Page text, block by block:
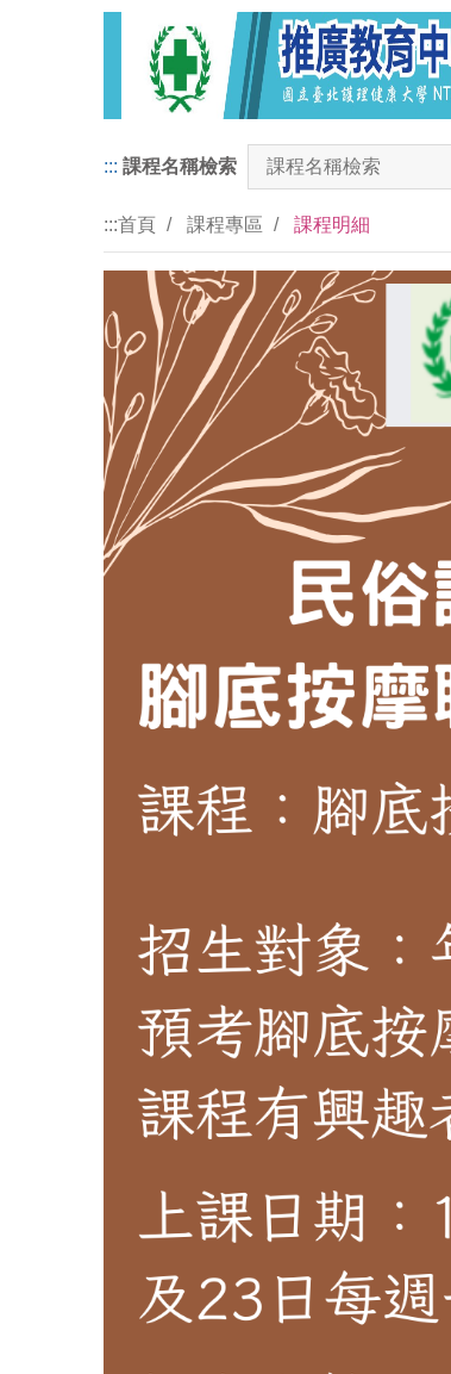
::: 課程名稱檢索
:::首頁 課程專區 課程明細